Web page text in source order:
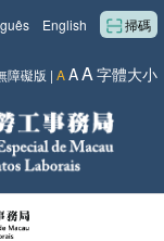
掃碼
English
障礙版 | AAA字體大小